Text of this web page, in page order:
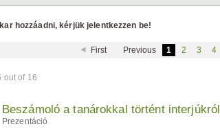
hozzáadni, kérjük jelentkezzen be!
First Previous 1 2 3 4
out of 16
Beszámoló a tanárokkal történt interjúkról
Prezentáció